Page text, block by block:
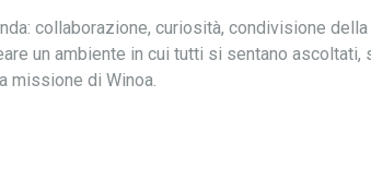
collaborazione, curiosità, condivisione
un ambiente in cui tutti si sentano ascoltati,
missione di Winoa.